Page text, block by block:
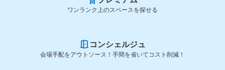
ワンランク上のスペースを探せる
コンシェルジュ
会場手配をアウトソース！手間を省いてコスト削減！